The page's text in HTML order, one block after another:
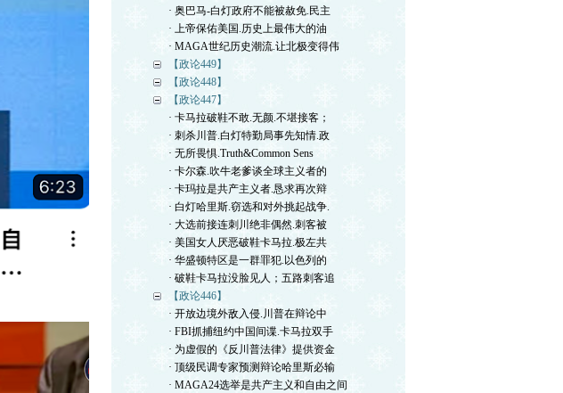
· 奥巴马-白灯政府不能被赦免.民主
· 上帝保佑美国.历史上最伟大的油
· MAGA世纪历史潮流.让北极变得伟
【政论449】
【政论448】
【政论447】
· 卡马拉破鞋不敢.无颜.不堪接客；
· 刺杀川普.白灯特勤局事先知情.政
· 无所畏惧.Truth&Common Sens
· 卡尔森.吹牛老爹谈全球主义者的
· 卡玛拉是共产主义者.恳求再次辩
· 白灯哈里斯.窃选和对外挑起战争.
· 大选前接连刺川绝非偶然.刺客被
· 美国女人厌恶破鞋卡马拉.极左共
· 华盛顿特区是一群罪犯.以色列的
· 破鞋卡马拉没脸见人；五路刺客追
【政论446】
· 开放边境外敌入侵.川普在辩论中
· FBI抓捕纽约中国间谍.卡马拉双手
· 为虚假的《反川普法律》提供资金
· 顶级民调专家预测辩论哈里斯必输
· MAGA24选举是共产主义和自由之间